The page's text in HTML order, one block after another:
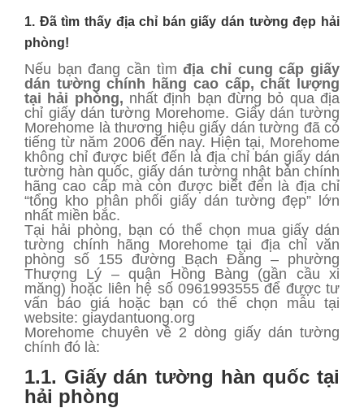
1. Đã tìm thấy địa chỉ bán giấy dán tường đẹp hải
phòng!
Nếu bạn đang cần tìmđịa chỉ cung cấp giấy
dán tường chính hãng cao cấp, chất lượng
tại hải phòng, nhất định bạn đừng bỏ qua địa
chỉ giấy dán tường Morehome. Giấy dán tường
Morehome là thương hiệu giấy dán tường đã có
tiếng từ năm 2006 đến nay. Hiện tại, Morehome
không chỉ được biết đến là địa chỉ bán giấy dán
tường hàn quốc, giấy dán tường nhật bản chính
hãng cao cấp mà còn được biết đến là địa chỉ
“tổng kho phân phối giấy dán tường đẹp” lớn
nhất miền bắc.
Tại hải phòng, bạn có thể chọn mua giấy dán
tường chính hãng Morehome tại địa chỉ văn
phòng số 155 đường Bạch Đằng – phường
Thượng Lý – quận Hồng Bàng (gần cầu xi
măng) hoặc liên hệ số 0961993555 để được tư
vấn báo giá hoặc bạn có thể chọn mẫu tại
website: giaydantuong.org
Morehome chuyên về 2 dòng giấy dán tường
chính đó là:
1.1. Giấy dán tường hàn quốc tại
hải phòng